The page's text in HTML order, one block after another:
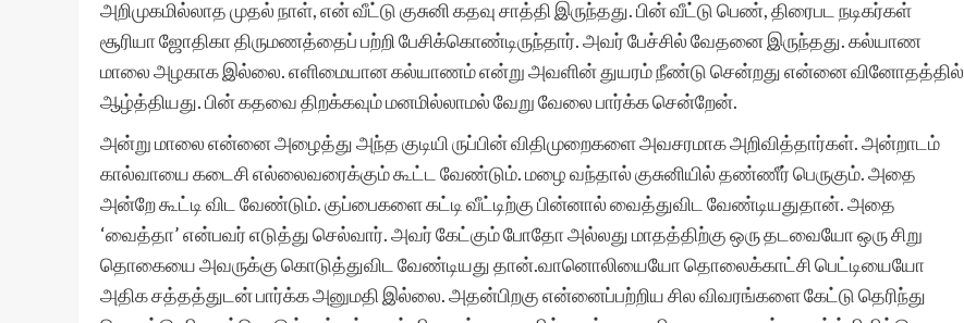
அறிமுகமில்லாத முதல் நாள், என் வீட்டு குசுனி கதவு சாத்தி இருந்தது. பின் வீட்டு பெண், திரைபட நடிகர்கள்
சூரியா ஜோதிகா திருமணத்தைப் பற்றி பேசிக்கொண்டிருந்தார். அவர் பேச்சில் வேதனை இருந்தது. கல்யாண
மாலை அழகாக இல்லை. எளிமையான கல்யாணம் என்று அவளின் துயரம் நீண்டு சென்றது என்னை வினோதத்தில்
ஆழ்த்தியது. பின் கதவை திறக்கவும் மனமில்லாமல் வேறு வேலை பார்க்க சென்றேன்.
அன்று மாலை என்னை அழைத்து அந்த குடியி ருப்பின் விதிமுறைகளை அவசரமாக அறிவித்தார்கள். அன்றாடம்
கால்வாயை கடைசி எல்லைவரைக்கும் கூட்ட வேண்டும். மழை வந்தால் குசுனியில் தண்ணீர் பெருகும். அதை
அன்றே கூட்டி விட வேண்டும். குப்பைகளை கட்டி வீட்டிற்கு பின்னால் வைத்துவிட வேண்டியதுதான். அதை
‘வைத்தா’ என்பவர் எடுத்து செல்வார். அவர் கேட்கும் போதோ அல்லது மாதத்திற்கு ஒரு தடவையோ ஒரு சிறு
தொகையை அவருக்கு கொடுத்துவிட வேண்டியது தான்.வானொலியையோ தொலைக்காட்சி பெட்டியையோ
அதிக சத்தத்துடன் பார்க்க அனுமதி இல்லை. அதன்பிறகு என்னைப்பற்றிய சில விவரங்களை கேட்டு தெரிந்து
உலகில் அற்புதங்கள்